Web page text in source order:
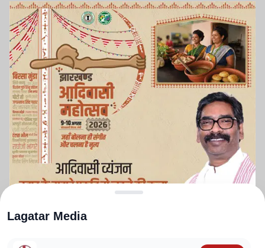
Lagatar Media